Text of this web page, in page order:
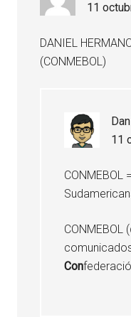
11
DANIEL
(CONMEBOL)
11
CONMEBOL
Con